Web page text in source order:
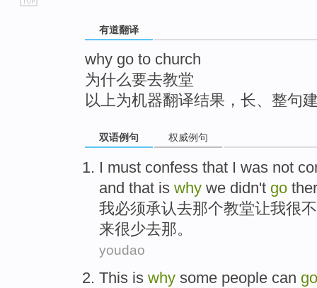
有道翻译
why go to church
为什么要去教堂
以上为机器翻译结果，长、整句
双语例句 权威例句
I must confess that I was not
and that is why we didn't go
我必须承认去那个教堂让我很不
来很少去那。
youdao
This is why some people can